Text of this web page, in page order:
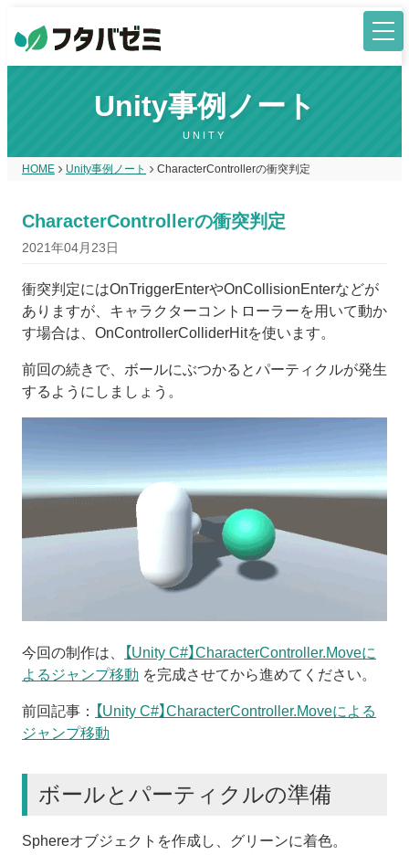
Unity事例ノート
UNITY
HOME Unity事例ノート CharacterControllerの衝突判定
CharacterControllerの衝突判定
2021年04月23日
衝突判定にはOnTriggerEnterやOnCollisionEnterなどが
ありますが、キャラクターコントローラーを用いて動か
す場合は、OnControllerColliderHitを使います。
前回の続きで、ボールにぶつかるとパーティクルが発生
するようにしましょう。
今回の制作は、
【Unity C#】CharacterController.Moveに
よるジャンプ移動 を完成させてから進めてください。
前回記事：
【Unity C#】CharacterController.Moveによる
ジャンプ移動
ボールとパーティクルの準備
Sphereオブジェクトを作成し、グリーンに着色。